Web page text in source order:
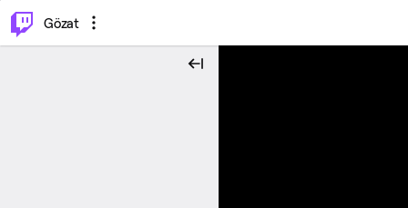
Gözat